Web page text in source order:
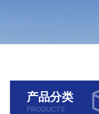
产品分类
PRODUCTS